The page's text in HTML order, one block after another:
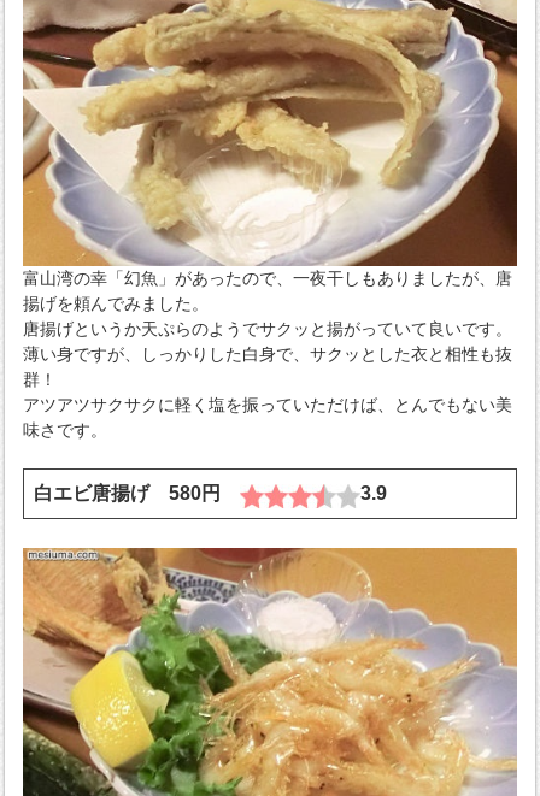
富山湾の幸「幻魚」があったので、一夜干しもありましたが、唐
揚げを頼んでみました。
唐揚げというか天ぷらのようでサクッと揚がっていて良いです。
薄い身ですが、しっかりした白身で、サクッとした衣と相性も抜
群！
アツアツサクサクに軽く塩を振っていただけば、とんでもない美
味さです。
白エビ唐揚げ 580円 3.9